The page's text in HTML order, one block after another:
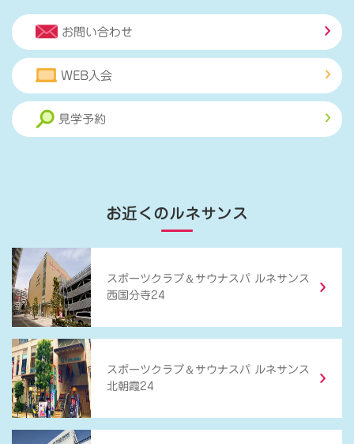
お問い合わせ
WEB入会
見学予約
お近くのルネサンス
スポーツクラブ ＆ サウナスパ ルネサンス
西国分寺24
スポーツクラブ ＆ サウナスパ ルネサンス
北朝霞24